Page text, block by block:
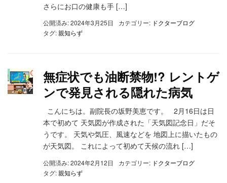
さらにお口の健康も手 […]
公開済み: 2024年3月25日 カテゴリー: ドクターブログ
タグ:親知らず
無症状でも油断禁物!? レントゲ
ンで発見される隠れた病気
こんにちは。副院長の坂野美恵です。 2月16日は日
本で初めて 天気図が作成された「天気図記念日」だそ
うです。 天気や気圧、風速などを 地図上に描いたもの
が天気図。 これによって初めて天候の流れ […]
公開済み: 2024年2月12日 カテゴリー: ドクターブログ
タグ:親知らず